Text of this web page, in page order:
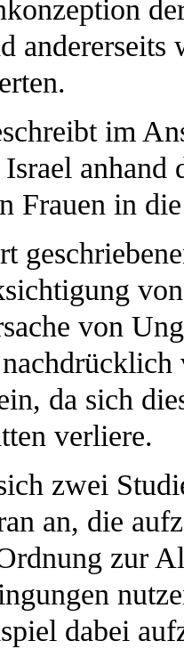
andererseits
im
Frauen in
von
da sich
verliere.
zwei
an, die
zur
dabei